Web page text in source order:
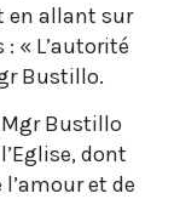
en allant sur
« L’autorité
Bustillo.
Bustillo
dont
et de